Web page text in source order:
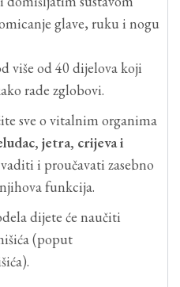
glave, ruku i nogu
više od 40 dijelova koji
rade zglobovi.
sve o vitalnim organima
jetra, crijeva i
i proučavati zasebno
funkcija.
dijete će naučiti
(poput